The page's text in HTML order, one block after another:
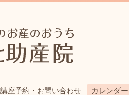
講座予約・お問い合わせ カレンダー